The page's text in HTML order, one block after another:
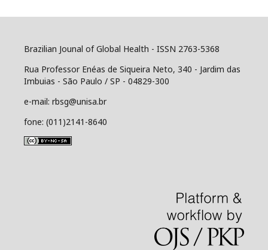
Brazilian Jounal of Global Health - ISSN 2763-5368
Rua Professor Enéas de Siqueira Neto, 340 - Jardim das
Imbuias - São Paulo / SP - 04829-300
e-mail: rbsg@unisa.br
fone: (011)2141-8640